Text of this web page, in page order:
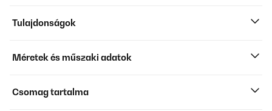
Tulajdonságok
Méretek és műszaki adatok
Csomag tartalma